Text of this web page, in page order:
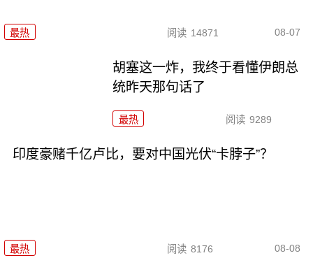
最热 阅读 14871 08-07
胡塞这一炸，我终于看懂伊朗总
统昨天那句话了
最热 阅读 9289
印度豪赌千亿卢比，要对中国光伏“卡脖子”？
最热 阅读 8176 08-08